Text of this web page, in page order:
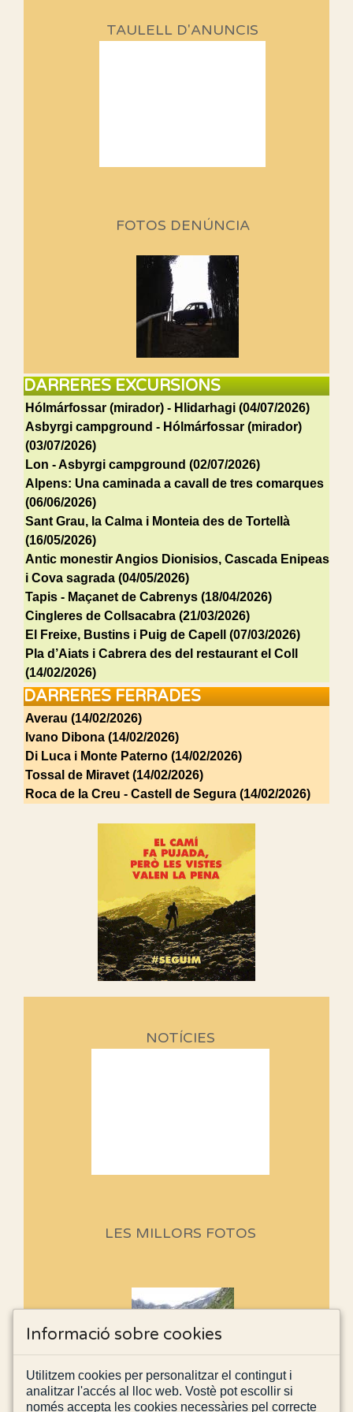
TAULELL D'ANUNCIS
FOTOS DENÚNCIA
DARRERES EXCURSIONS
Hólmárfossar (mirador) - Hlidarhagi (04/07/2026)
Asbyrgi campground - Hólmárfossar (mirador)
(03/07/2026)
Lon - Asbyrgi campground (02/07/2026)
Alpens: Una caminada a cavall de tres comarques
(06/06/2026)
Sant Grau, la Calma i Monteia des de Tortellà
(16/05/2026)
Antic monestir Angios Dionisios, Cascada Enipeas
i Cova sagrada (04/05/2026)
Tapis - Maçanet de Cabrenys (18/04/2026)
Cingleres de Collsacabra (21/03/2026)
El Freixe, Bustins i Puig de Capell (07/03/2026)
Pla d’Aiats i Cabrera des del restaurant el Coll
(14/02/2026)
DARRERES FERRADES
Averau (14/02/2026)
Ivano Dibona (14/02/2026)
Di Luca i Monte Paterno (14/02/2026)
Tossal de Miravet (14/02/2026)
Roca de la Creu - Castell de Segura (14/02/2026)
NOTÍCIES
Aquí teniu la primera part de la
Marmotes de biblioteca
Si no podem caminar, alguna
cosa hem de fer...
Manifest a favor dels Camins
Vells
LES MILLORS FOTOS
Informació sobre cookies
Utilitzem cookies per personalitzar el contingut i
analitzar l'accés al lloc web. Vostè pot escollir si
només accepta les cookies necessàries pel correcte